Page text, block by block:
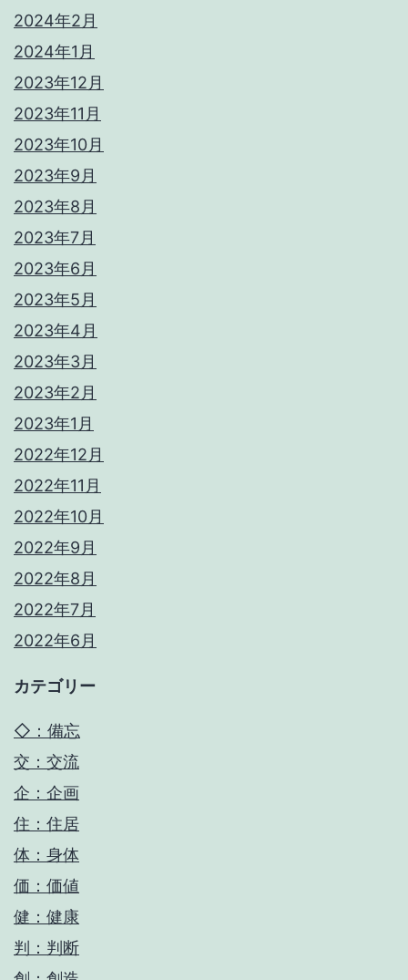
2024年2月
2024年1月
2023年12月
2023年11月
2023年10月
2023年9月
2023年8月
2023年7月
2023年6月
2023年5月
2023年4月
2023年3月
2023年2月
2023年1月
2022年12月
2022年11月
2022年10月
2022年9月
2022年8月
2022年7月
2022年6月
カテゴリー
◇：備忘
交：交流
企：企画
住：住居
体：身体
価：価値
健：健康
判：判断